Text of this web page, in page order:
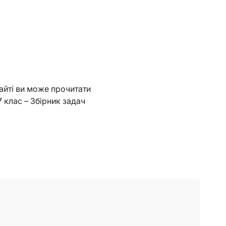
ви може прочитати
– Збірник задач